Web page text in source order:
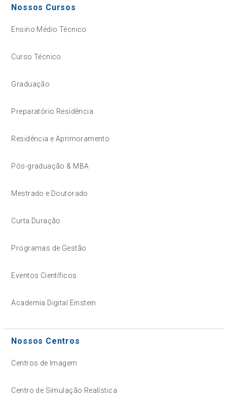
Nossos Cursos
Ensino Médio Técnico
Curso Técnico
Graduação
Preparatório Residência
Residência e Aprimoramento
Pós-graduação & MBA
Mestrado e Doutorado
Curta Duração
Programas de Gestão
Eventos Científicos
Academia Digital Einstein
Nossos Centros
Centros de Imagem
Centro de Simulação Realística